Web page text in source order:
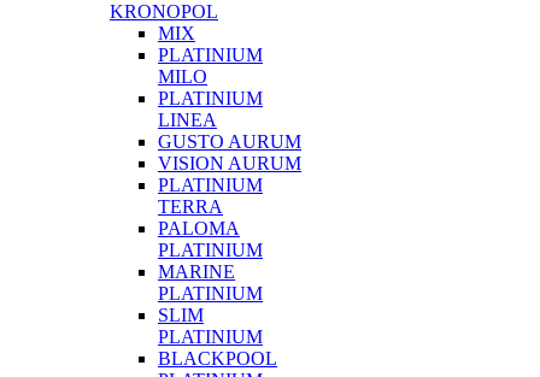
KRONOPOL
MIX
PLATINIUM
MILO
PLATINIUM
LINEA
GUSTO AURUM
VISION AURUM
PLATINIUM
TERRA
PALOMA
PLATINIUM
MARINE
PLATINIUM
SLIM
PLATINIUM
BLACKPOOL